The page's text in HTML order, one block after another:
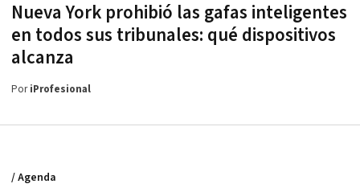
Nueva York prohibió las gafas inteligentes
en todos sus tribunales: qué dispositivos
alcanza
PoriProfesional
/ Agenda